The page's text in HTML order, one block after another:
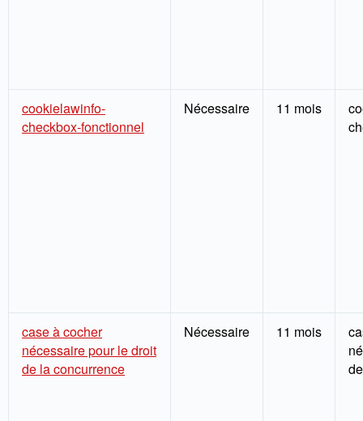
cookielawinfo-
checkbox-fonctionnel
Nécessaire 11 mois
case à cocher
nécessaire pour le droit
de la concurrence
Nécessaire 11 mois